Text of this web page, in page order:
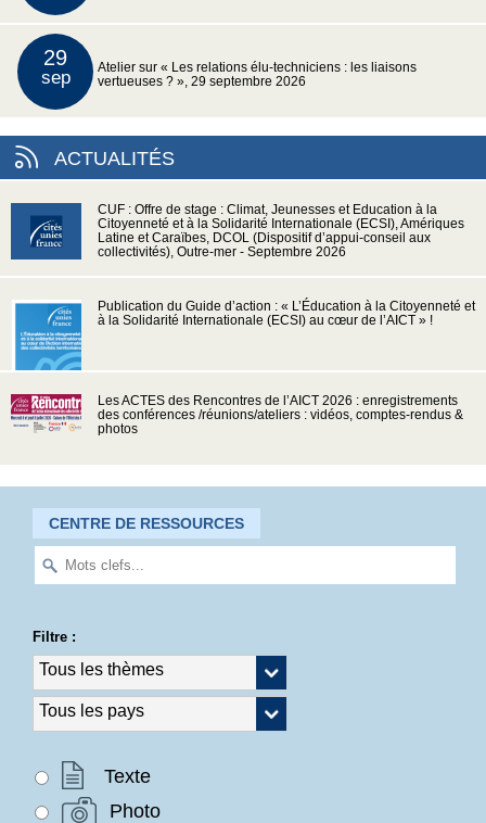
29
sep
Atelier sur « Les relations élu-techniciens : les liaisons
vertueuses ? », 29 septembre 2026
ACTUALITÉS
CUF : Offre de stage : Climat, Jeunesses et Education à la
Citoyenneté et à la Solidarité Internationale (ECSI), Amériques
Latine et Caraïbes, DCOL (Dispositif d’appui-conseil aux
collectivités), Outre-mer - Septembre 2026
Publication du Guide d’action : « L’Éducation à la Citoyenneté et
à la Solidarité Internationale (ECSI) au cœur de l’AICT » !
Les ACTES des Rencontres de l’AICT 2026 : enregistrements
des conférences /réunions/ateliers : vidéos, comptes-rendus &
photos
CENTRE DE RESSOURCES
Filtre :
Texte
Photo